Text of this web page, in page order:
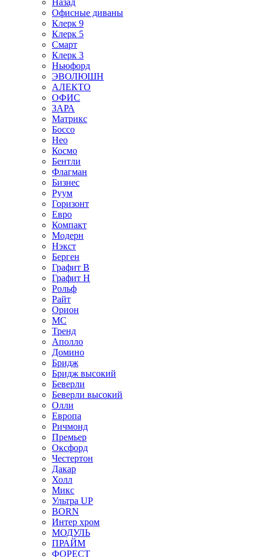
Назад
Офисные диваны
Клерк 9
Клерк 5
Смарт
Клерк 3
Ньюфорд
ЭВОЛЮШН
АЛЕКТО
ОФИС
ЗАРА
Матрикс
Боссо
Нео
Космо
Бентли
Флагман
Бизнес
Руум
Горизонт
Евро
Компакт
Модерн
Нэкст
Берген
Графит В
Графит Н
Рольф
Райт
Орион
МС
Тренд
Аполло
Домино
Бридж
Бридж высокий
Беверли
Беверли высокий
Олли
Европа
Ричмонд
Премьер
Оксфорд
Честертон
Дакар
Холл
Микс
Ультра UP
BORN
Интер хром
МОДУЛЬ
ПРАЙМ
ФОРЕСТ